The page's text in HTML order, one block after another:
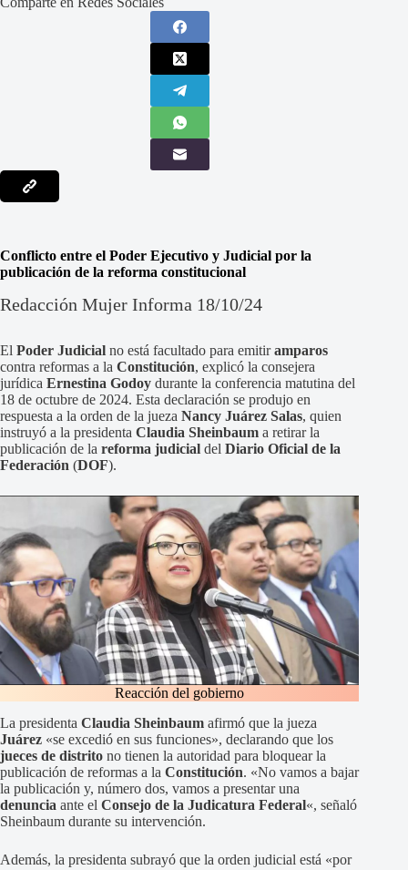
Conflicto entre el Poder Ejecutivo y Judicial por la
publicación de la reforma constitucional
Redacción Mujer Informa 18/10/24
El Poder Judicial no está facultado para emitiramparos
contra reformas a la Constitución, explicó la consejera
jurídica Ernestina Godoy durante la conferencia matutina del
18 de octubre de 2024. Esta declaración se produjo en
respuesta a la orden de la jueza Nancy Juárez Salas, quien
instruyó a la presidenta Claudia Sheinbaum a retirar la
publicación de la reforma judicial del Diario Oficial de la
Federación (DOF).
Reacción del gobierno
La presidenta Claudia Sheinbaum afirmó que la jueza
Juárez «se excedió en sus funciones», declarando que los
jueces de distrito no tienen la autoridad para bloquear la
publicación de reformas a la Constitución. «No vamos a bajar
la publicación y, número dos, vamos a presentar una
denuncia ante el Consejo de la Judicatura Federal«, señaló
Sheinbaum durante su intervención.
Además, la presidenta subrayó que la orden judicial está «por